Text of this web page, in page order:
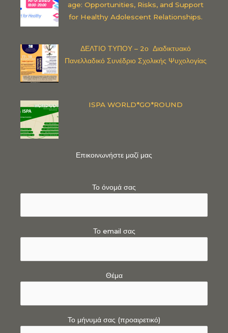
age: Opportunities, Risks, and Support
for Healthy Adolescent Relationships.
ΔΕΛΤΙΟ ΤΥΠΟΥ – 2ο Διαδικτυακό
Πανελλαδικό Συνέδριο Σχολικής Ψυχολογίας
ISPA WORLD*GO*ROUND
Επικοινωνήστε μαζί μας
Το όνομά σας
Το email σας
Θέμα
Το μήνυμά σας (προαιρετικό)